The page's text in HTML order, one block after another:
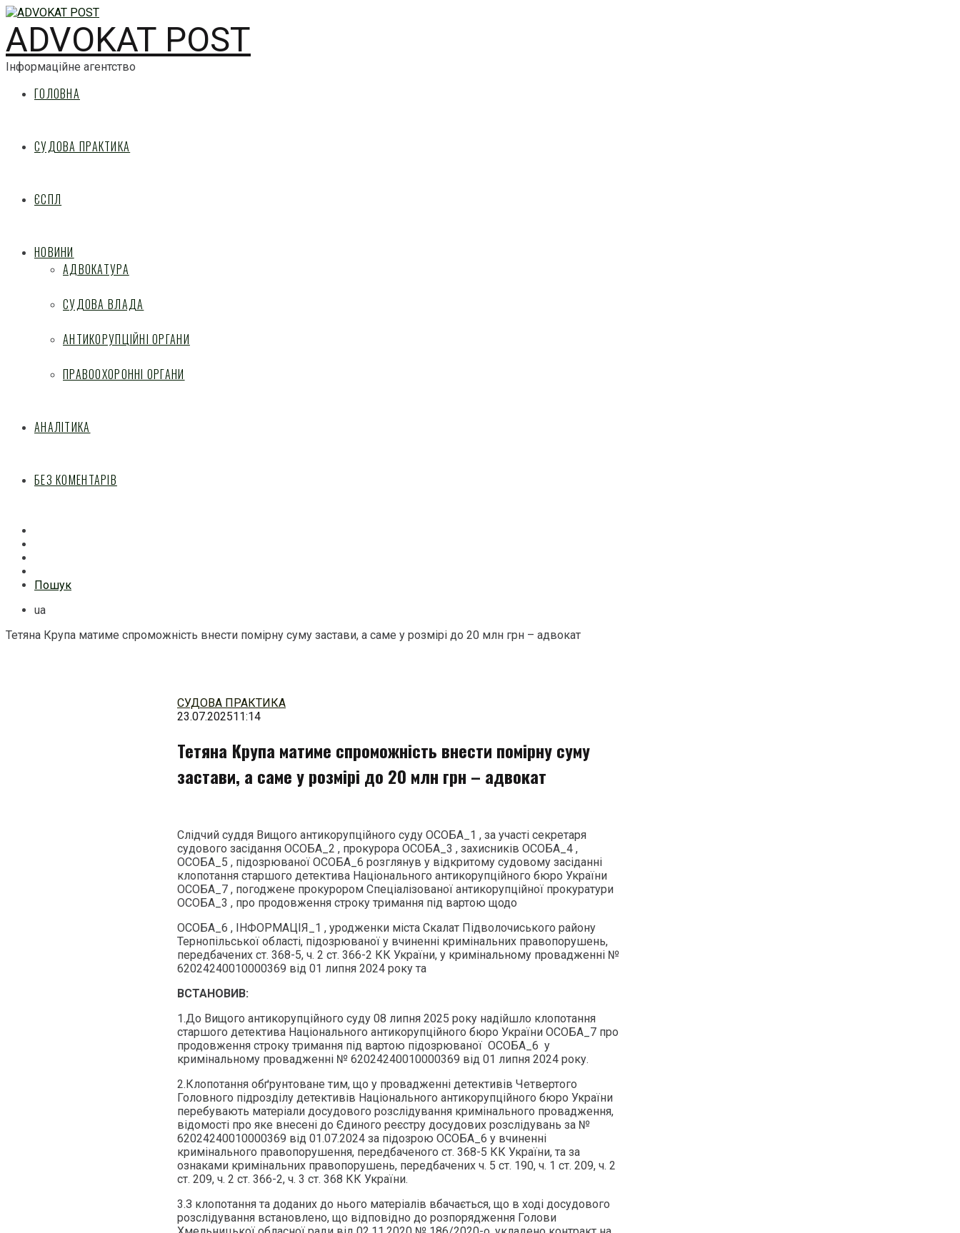
ADVOKAT POST
Інформаційне агентство
ГОЛОВНА
СУДОВА ПРАКТИКА
ЄСПЛ
НОВИНИ
АДВОКАТУРА
СУДОВА ВЛАДА
АНТИКОРУПЦІЙНІ ОРГАНИ
ПРАВООХОРОННІ ОРГАНИ
АНАЛІТИКА
БЕЗ КОМЕНТАРІВ
Пошук
ua
Тетяна Крупа матиме спроможність внести помірну суму застави, а саме у розмірі до 20 млн грн – адвокат
СУДОВА ПРАКТИКА
23.07.202511:14
Тетяна Крупа матиме спроможність внести помірну суму
застави, а саме у розмірі до 20 млн грн – адвокат
Слідчий суддя Вищого антикорупційного суду ОСОБА_1 , за участі секретаря
судового засідання ОСОБА_2 , прокурора ОСОБА_3 , захисників ОСОБА_4 ,
ОСОБА_5 , підозрюваної ОСОБА_6 розглянув у відкритому судовому засіданні
клопотання старшого детектива Національного антикорупційного бюро України
ОСОБА_7 , погоджене прокурором Спеціалізованої антикорупційної прокуратури
ОСОБА_3 , про продовження строку тримання під вартою щодо
ОСОБА_6 , ІНФОРМАЦІЯ_1 , уродженки міста Скалат Підволочиського району
Тернопільської області, підозрюваної у вчиненні кримінальних правопорушень,
передбачених ст. 368-5, ч. 2 ст. 366-2 КК України, у кримінальному провадженні №
62024240010000369 від 01 липня 2024 року та
ВСТАНОВИВ:
1.До Вищого антикорупційного суду 08 липня 2025 року надійшло клопотання
старшого детектива Національного антикорупційного бюро України ОСОБА_7 про
продовження строку тримання під вартою підозрюваної ОСОБА_6 у
кримінальному провадженні № 62024240010000369 від 01 липня 2024 року.
2.Клопотання обґрунтоване тим, що у провадженні детективів Четвертого
Головного підрозділу детективів Національного антикорупційного бюро України
перебувають матеріали досудового розслідування кримінального провадження,
відомості про яке внесені до Єдиного реєстру досудових розслідувань за №
62024240010000369 від 01.07.2024 за підозрою ОСОБА_6 у вчиненні
кримінального правопорушення, передбаченого ст. 368-5 КК України, та за
ознаками кримінальних правопорушень, передбачених ч. 5 ст. 190, ч. 1 ст. 209, ч. 2
ст. 209, ч. 2 ст. 366-2, ч. 3 ст. 368 КК України.
3.З клопотання та доданих до нього матеріалів вбачається, що в ході досудового
розслідування встановлено, що відповідно до розпорядження Голови